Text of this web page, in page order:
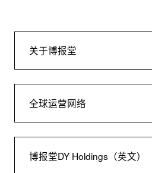
关于博报堂
全球运营网络
博报堂DY Holdings（英文）